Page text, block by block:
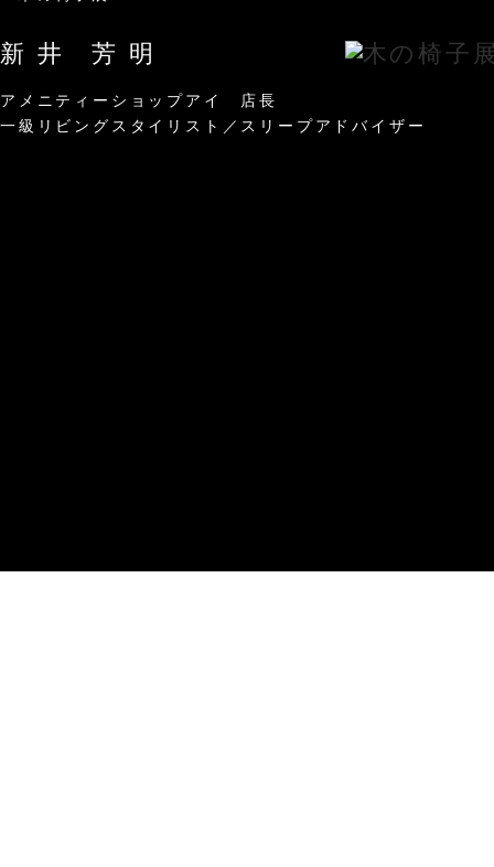
新 井 芳 明
アメニティーショップアイ 店長
一級リビングスタイリスト／スリープアドバイザー